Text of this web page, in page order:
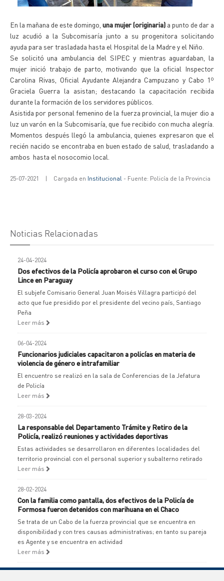
En la mañana de este domingo, una mujer (originaria) a punto de dar a
luz acudió a la Subcomisaría junto a su progenitora solicitando
ayuda para ser trasladada hasta el Hospital de la Madre y el Niño.
Se solicitó una ambulancia del SIPEC y mientras aguardaban, la
mujer inició trabajo de parto, motivando que la oficial Inspector
Carolina Rivas, Oficial Ayudante Alejandra Campuzano y Cabo 1º
Graciela Guerra la asistan; destacando la capacitación recibida
durante la formación de los servidores públicos.
Asistida por personal femenino de la fuerza provincial, la mujer dio a
luz un varón en la Subcomisaría, que fue recibido con mucha alegría.
Momentos después llegó la ambulancia, quienes expresaron que el
recién nacido se encontraba en buen estado de salud, trasladando a
ambos hasta el nosocomio local.
25-07-2021 | Cargada en Institucional - Fuente: Policía de la Provincia
Noticias Relacionadas
24-04-2024
Dos efectivos de la Policía aprobaron el curso con el Grupo
Lince en Paraguay
El subjefe Comisario General Juan Moisés Villagra participó del
acto que fue presidido por el presidente del vecino país, Santiago
Peña
Leer más
06-04-2024
Funcionarios judiciales capacitaron a policías en materia de
violencia de género e intrafamiliar
El encuentro se realizó en la sala de Conferencias de la Jefatura
de Policía
Leer más
28-03-2024
La responsable del Departamento Trámite y Retiro de la
Policía, realizó reuniones y actividades deportivas
Estas actividades se desarrollaron en diferentes localidades del
territorio provincial con el personal superior y subalterno retirado
Leer más
28-02-2024
Con la familia como pantalla, dos efectivos de la Policía de
Formosa fueron detenidos con marihuana en el Chaco
Se trata de un Cabo de la fuerza provincial que se encuentra en
disponibilidad y con tres causas administrativas; en tanto su pareja
es Agente y se encuentra en actividad
Leer más